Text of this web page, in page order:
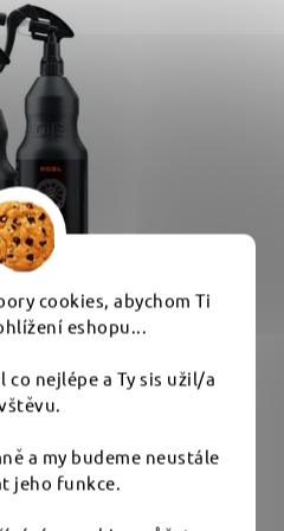
cookies, abychom Ti
eshopu...
co nejlépe a Ty sis užil/a
a my budeme neustále
jeho funkce.
Průměrné
hodnocení
produktu
(2 ks)